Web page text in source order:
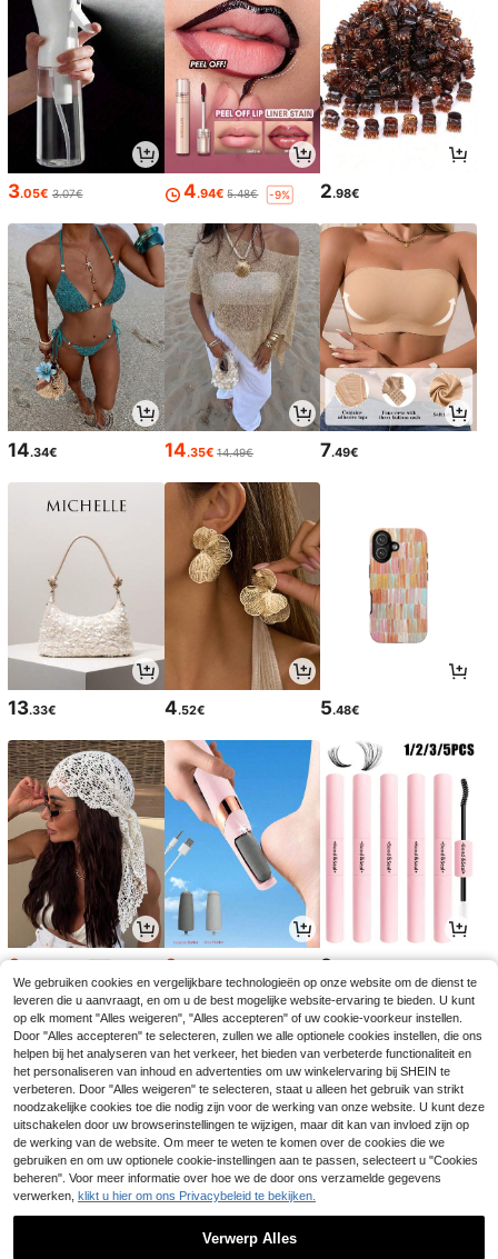
3.05€ 3.07€ 4.94€ 5.48€ -9% 2.98€
14.34€ 14.35€ 14.49€ 7.49€
13.33€ 4.52€ 5.48€
6 6 3
14
We gebruiken cookies en vergelijkbare technologieën op onze website om de dienst te
leveren die u aanvraagt, en om u de best mogelijke website-ervaring te bieden. U kunt
op elk moment "Alles weigeren", "Alles accepteren" of uw cookie-voorkeur instellen.
Door "Alles accepteren" te selecteren, zullen we alle optionele cookies instellen, die ons
helpen bij het analyseren van het verkeer, het bieden van verbeterde functionaliteit en
het personaliseren van inhoud en advertenties om uw winkelervaring bij SHEIN te
verbeteren. Door "Alles weigeren" te selecteren, staat u alleen het gebruik van strikt
noodzakelijke cookies toe die nodig zijn voor de werking van onze website. U kunt deze
uitschakelen door uw browserinstellingen te wijzigen, maar dit kan van invloed zijn op
de werking van de website. Om meer te weten te komen over de cookies die we
gebruiken en om uw optionele cookie-instellingen aan te passen, selecteert u "Cookies
beheren". Voor meer informatie over hoe we de door ons verzamelde gegevens
verwerken, klikt u hier om ons Privacybeleid te bekijken.
Verwerp Alles